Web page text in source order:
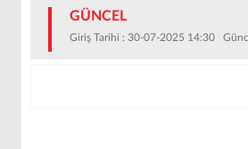
GÜNCEL
Giriş Tarihi : 30-07-2025 14:30